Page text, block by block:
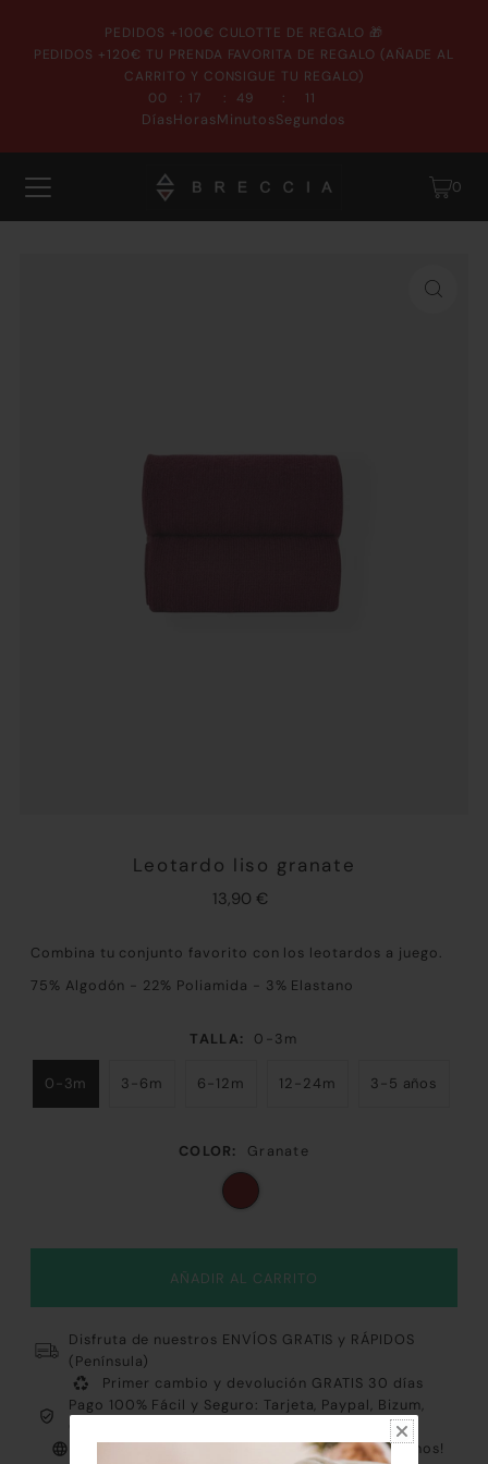
PEDIDOS +100€ CULOTTE DE REGALO 🎁
PEDIDOS +120€ TU PRENDA FAVORITA DE REGALO (AÑADE AL
CARRITO Y CONSIGUE TU REGALO)
00
Días
: 17
Horas
: 49
Minutos
: 11
Segundos
0
Leotardo liso granate
13,90 €
Combina tu conjunto favorito con los leotardos a juego.
75% Algodón - 22% Poliamida - 3% Elastano
TALLA: 0-3m
0-3m 3-6m 6-12m 12-24m 3-5 años
COLOR: Granate
Disfruta de nuestros ENVÍOS GRATIS y RÁPIDOS
(Península)
Primer cambio y devolución GRATIS 30 días
Pago 100% Fácil y Seguro: Tarjeta, Paypal, Bizum,
Atención al cliente PERSONALIZADA ¡Consúltanos!